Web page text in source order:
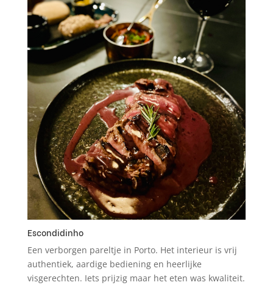
Escondidinho
Een verborgen pareltje in Porto. Het interieur is vrij
authentiek, aardige bediening en heerlijke
visgerechten. Iets prijzig maar het eten was kwaliteit.